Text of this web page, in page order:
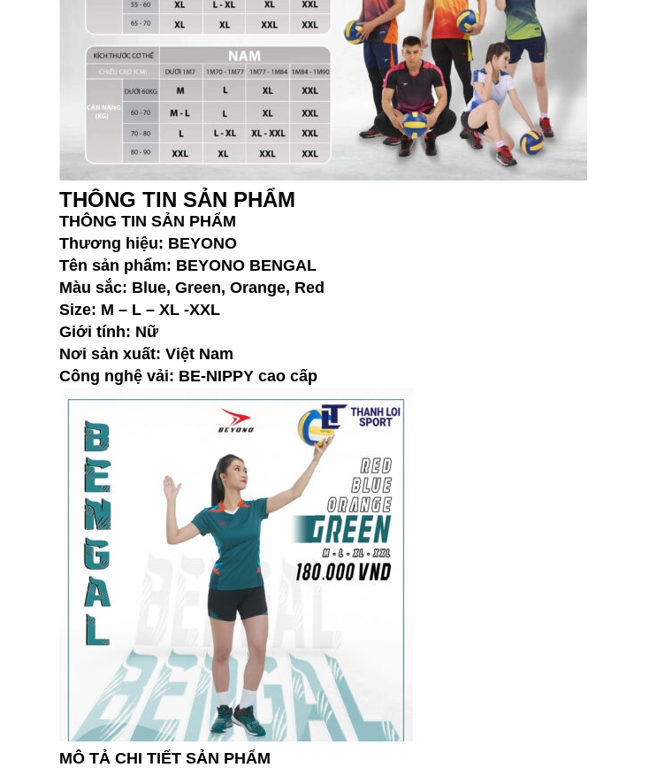
THÔNG TIN SẢN PHẨM
THÔNG TIN SẢN PHẨM
Thương hiệu: BEYONO
Tên sản phẩm: BEYONO BENGAL
Màu sắc: Blue, Green, Orange, Red
Size: M – L – XL -XXL
Giới tính: Nữ
Nơi sản xuất: Việt Nam
Công nghệ vải: BE-NIPPY cao cấp
MÔ TẢ CHI TIẾT SẢN PHẨM